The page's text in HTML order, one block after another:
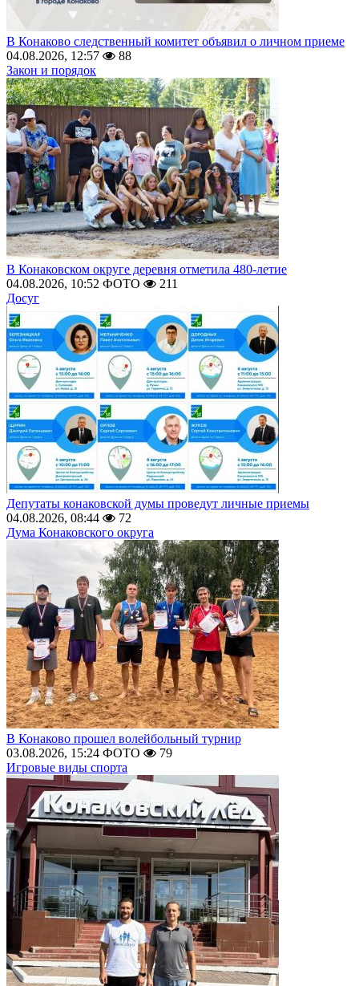
В Конаково следственный комитет объявил о личном приеме
04.08.2026, 12:57
88
Закон и порядок
В Конаковском округе деревня отметила 480-летие
04.08.2026, 10:52 ФОТО
211
Досуг
Депутаты конаковской думы проведут личные приемы
04.08.2026, 08:44
72
Дума Конаковского округа
В Конаково прошел волейбольный турнир
03.08.2026, 15:24 ФОТО
79
Игровые виды спорта